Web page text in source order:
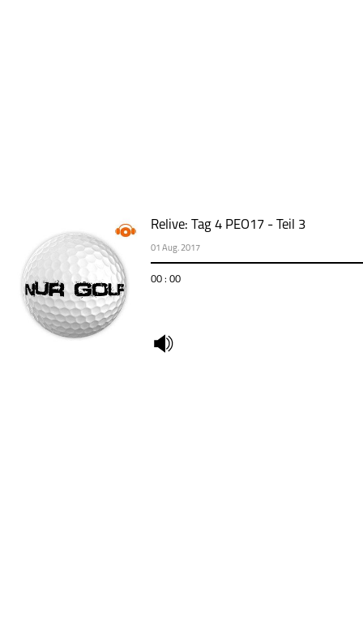
Relive: Tag 4 PEO17 - Teil 3
01 Aug. 2017
00 : 00